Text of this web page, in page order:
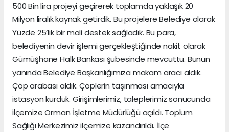
500 Bin lira projeyi geçirerek toplamda yaklaşık 20
Milyon liralık kaynak getirdik. Bu projelere Belediye olarak
Yüzde 25’lik bir mali destek sağladık. Bu para,
belediyenin devir işlemi gerçekleştiğinde nakit olarak
Gümüşhane Halk Bankası şubesinde mevcuttu. Bunun
yanında Belediye Başkanlığımıza makam aracı aldık.
Çöp arabası aldık. Çöplerin taşınması amacıyla
istasyon kurduk. Girişimlerimiz, taleplerimiz sonucunda
ilçemize Orman İşletme Müdürlüğü açıldı. Toplum
Sağlığı Merkezimiz ilçemize kazandırıldı. İlçe